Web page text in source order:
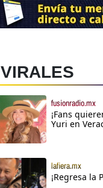
VIRALES
fusionradio.mx
¡Fans
Yuri en
lafiera.mx
¡Regresa la